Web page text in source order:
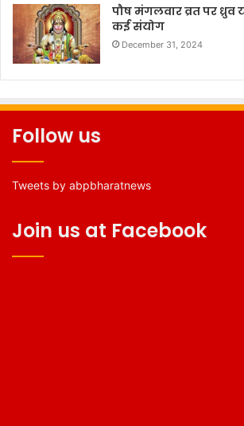
पौष मंगलवार व्रत पर
कई संयोग
December 31, 2024
Follow us
Tweets by abpbharatnews
Join us at Facebook